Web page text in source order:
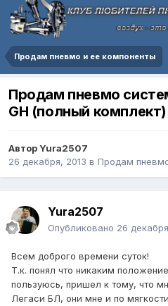
Продам пневмо и ее компоненты
Продам пневмо
GH (полный комплект)
АвторYura2507
26 декабря, 2013 в Продам
Yura2507
Опубликовано 26
Всем доброго времени суток!
Т.к. понял что никаким
пользуюсь, пришел к тому, что
Легаси БЛ, они мне и по